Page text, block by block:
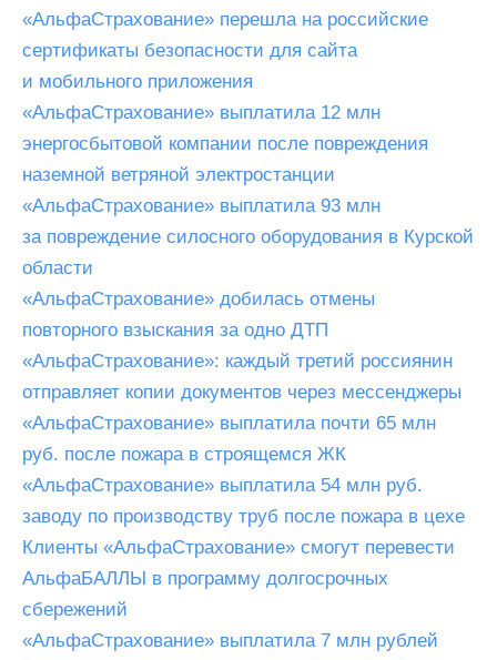
«АльфаСтрахование» перешла на российские
сертификаты безопасности для сайта
и мобильного приложения
«АльфаСтрахование» выплатила 12 млн
энергосбытовой компании после повреждения
наземной ветряной электростанции
«АльфаСтрахование» выплатила 93 млн
за повреждение силосного оборудования в Курской
области
«АльфаСтрахование» добилась отмены
повторного взыскания за одно ДТП
«АльфаСтрахование»: каждый третий россиянин
отправляет копии документов через мессенджеры
«АльфаСтрахование» выплатила почти 65 млн
руб. после пожара в строящемся ЖК
«АльфаСтрахование» выплатила 54 млн руб.
заводу по производству труб после пожара в цехе
Клиенты «АльфаСтрахование» смогут перевести
АльфаБАЛЛЫ в программу долгосрочных
сбережений
«АльфаСтрахование» выплатила 7 млн рублей